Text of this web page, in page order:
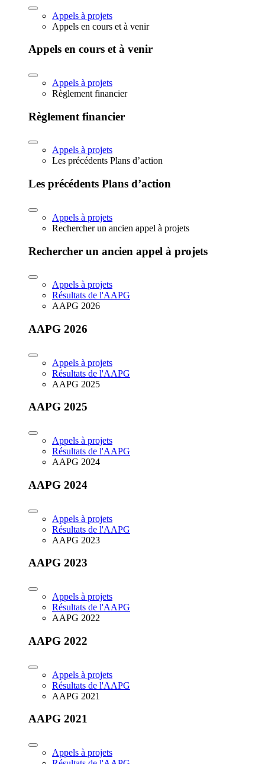
Appels à projets
Appels en cours et à venir
Appels en cours et à venir
Appels à projets
Règlement financier
Règlement financier
Appels à projets
Les précédents Plans d’action
Les précédents Plans d’action
Appels à projets
Rechercher un ancien appel à projets
Rechercher un ancien appel à projets
Appels à projets
Résultats de l'AAPG
AAPG 2026
AAPG 2026
Appels à projets
Résultats de l'AAPG
AAPG 2025
AAPG 2025
Appels à projets
Résultats de l'AAPG
AAPG 2024
AAPG 2024
Appels à projets
Résultats de l'AAPG
AAPG 2023
AAPG 2023
Appels à projets
Résultats de l'AAPG
AAPG 2022
AAPG 2022
Appels à projets
Résultats de l'AAPG
AAPG 2021
AAPG 2021
Appels à projets